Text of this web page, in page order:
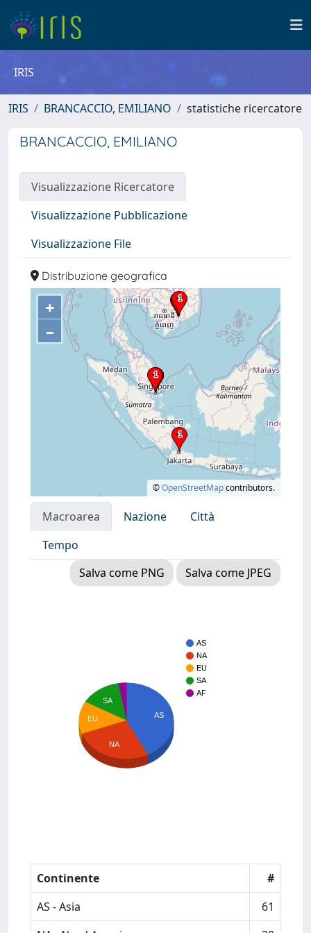
IRIS
IRIS BRANCACCIO, EMILIANO statistiche ricercatore
BRANCACCIO, EMILIANO
Visualizzazione Ricercatore
Visualizzazione Pubblicazione
Visualizzazione File
Distribuzione geografica
+
–
©OpenStreetMapcontributors.
Macroarea Nazione
Città
Tempo
Salva come PNG
Salva come JPEG
AS
NA
EU
SA
AF
AS
SA
EU
NA
Continente
#
AS - Asia
61